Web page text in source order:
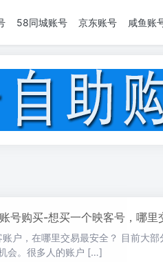
58同城账号 京东账号 咸鱼账
号购买-想买一个映客号，哪里
户，在哪里交易最安全？ 目前大
会。很多人的账户 […]